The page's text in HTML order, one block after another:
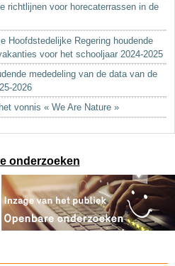
richtlijnen voor horecaterrassen in de
Hoofdstedelijke Regering houdende
voor het schooljaar 2024-2025
mededeling van de data van de
2026
vonnis « We Are Nature »
onderzoeken